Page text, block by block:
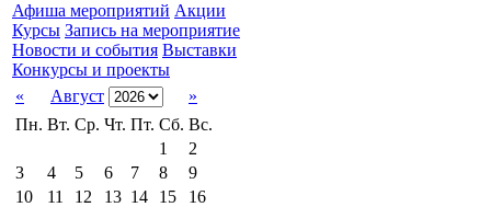
Афиша мероприятий Акции
Курсы Запись на мероприятие
Новости и события Выставки
Конкурсы и проекты
«
Август
»
Пн. Вт. Ср. Чт. Пт. Сб. Вс.
1
2
3
4 5 6 7 8
9
10
11 12 13 14 15
16